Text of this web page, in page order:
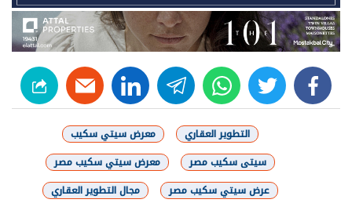
facebook
twitter
whats
telegram
linkedin
التطوير العقاري
معرض سيتي سكيب
سيتى سكيب مصر
معرض سيتي سكيب مصر
عرض سيتي سكيب مصر
مجال التطوير العقاري